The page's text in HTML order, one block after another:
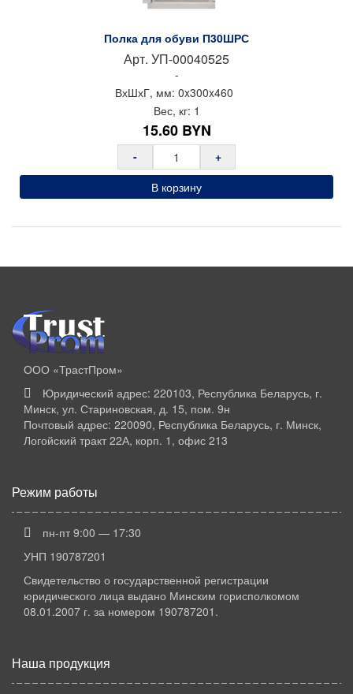
Полка для обуви П30ШРС
Арт. УП-00040525
-
ВхШхГ, мм: 0x300x460
Вес, кг: 1
15.60 BYN
-
+
В корзину
ООО «ТрастПром»
Юридический адрес: 220103, Республика Беларусь, г.
Минск, ул. Стариновская, д. 15, пом. 9н
Почтовый адрес: 220090, Республика Беларусь, г. Минск,
Логойский тракт 22А, корп. 1, офис 213
Режим работы
пн-пт 9:00 — 17:30
УНП 190787201
Свидетельство о государственной регистрации
юридического лица выдано Минским горисполкомом
08.01.2007 г. за номером 190787201.
Наша продукция